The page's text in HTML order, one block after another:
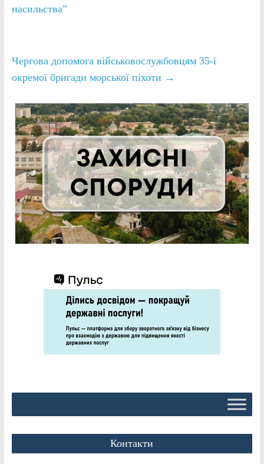
насильства”
Чергова допомога військовослужбовцям 35-ї
окремої бригади морської піхоти →
Контакти